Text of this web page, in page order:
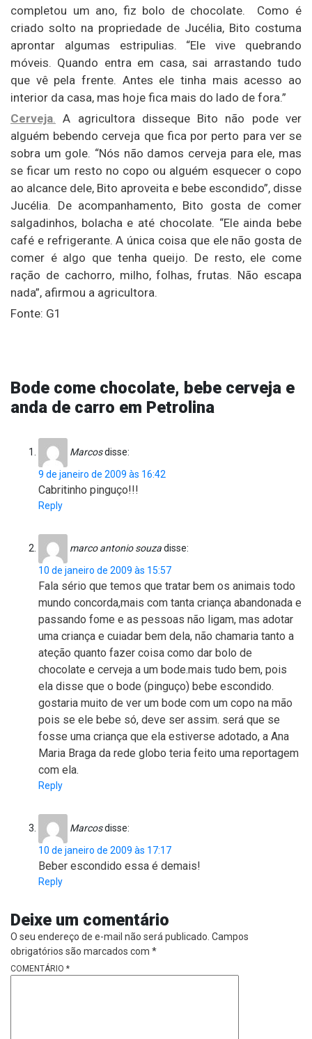
completou um ano, fiz bolo de chocolate. Como é
criado solto na propriedade de Jucélia, Bito costuma
aprontar algumas estripulias. “Ele vive quebrando
móveis. Quando entra em casa, sai arrastando tudo
que vê pela frente. Antes ele tinha mais acesso ao
interior da casa, mas hoje fica mais do lado de fora.”
Cerveja. A agricultora disseque Bito não pode ver
alguém bebendo cerveja que fica por perto para ver se
sobra um gole. “Nós não damos cerveja para ele, mas
se ficar um resto no copo ou alguém esquecer o copo
ao alcance dele, Bito aproveita e bebe escondido”, disse
Jucélia. De acompanhamento, Bito gosta de comer
salgadinhos, bolacha e até chocolate. “Ele ainda bebe
café e refrigerante. A única coisa que ele não gosta de
comer é algo que tenha queijo. De resto, ele come
ração de cachorro, milho, folhas, frutas. Não escapa
nada”, afirmou a agricultora.
Fonte: G1
Bode come chocolate, bebe cerveja e
anda de carro em Petrolina
Marcosdisse:
9 de janeiro de 2009 às 16:42
Cabritinho pinguço!!!
Reply
marco antonio souzadisse:
10 de janeiro de 2009 às 15:57
Fala sério que temos que tratar bem os animais todo
mundo concorda,mais com tanta criança abandonada e
passando fome e as pessoas não ligam, mas adotar
uma criança e cuiadar bem dela, não chamaria tanto a
ateção quanto fazer coisa como dar bolo de
chocolate e cerveja a um bode.mais tudo bem, pois
ela disse que o bode (pinguço) bebe escondido.
gostaria muito de ver um bode com um copo na mão
pois se ele bebe só, deve ser assim. será que se
fosse uma criança que ela estiverse adotado, a Ana
Maria Braga da rede globo teria feito uma reportagem
com ela.
Reply
Marcosdisse:
10 de janeiro de 2009 às 17:17
Beber escondido essa é demais!
Reply
Deixe um comentário
O seu endereço de e-mail não será publicado. Campos
obrigatórios são marcados com *
COMENTÁRIO *